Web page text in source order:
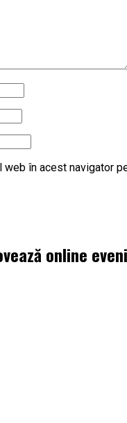
în acest navigator
online